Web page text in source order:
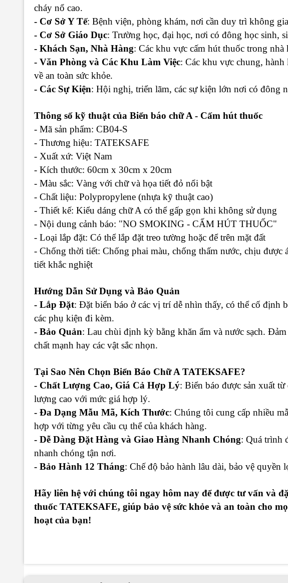
cháy nổ cao.
- Cơ Sở Y Tế: Bệnh viện, phòng khám, nơi cần duy trì không
- Cơ Sở Giáo Dục: Trường học, đại học, nơi có đông học sinh,
- Khách Sạn, Nhà Hàng: Các khu vực cấm hút thuốc trong nhà
- Văn Phòng và Các Khu Làm Việc: Các khu vực chung,
về an toàn sức khỏe.
- Các Sự Kiện: Hội nghị, triển lãm, các sự kiện lớn nơi có đông
Thông số kỹ thuật của Biển báo chữ A - Cấm hút thuốc
- Mã sản phẩm: CB04-S
- Thương hiệu: TATEKSAFE
- Xuất xứ: Việt Nam
- Kích thước: 60cm x 30cm x 20cm
- Màu sắc: Vàng với chữ và họa tiết đỏ nổi bật
- Chất liệu: Polypropylene (nhựa kỹ thuật cao)
- Thiết kế: Kiểu dáng chữ A có thể gấp gọn khi không sử dụng
- Nội dung cảnh báo: "NO SMOKING - CẤM HÚT THUỐC"
- Loại lắp đặt: Có thể lắp đặt treo tường hoặc để trên mặt đất
- Chống thời tiết: Chống phai màu, chống thấm nước, chịu được
tiết khắc nghiệt
Hướng Dẫn Sử Dụng và Bảo Quản
- Lắp Đặt: Đặt biển báo ở các vị trí dễ nhìn thấy, có thể cố định
các phụ kiện đi kèm.
- Bảo Quản: Lau chùi định kỳ bằng khăn ẩm và nước sạch.
chất mạnh hay các vật sắc nhọn.
Tại Sao Nên Chọn Biển Báo Chữ A TATEKSAFE?
- Chất Lượng Cao, Giá Cả Hợp Lý: Biển báo được sản xuất
lượng cao với mức giá hợp lý.
- Đa Dạng Mẫu Mã, Kích Thước: Chúng tôi cung cấp nhiều
hợp với từng yêu cầu cụ thể của khách hàng.
- Dễ Dàng Đặt Hàng và Giao Hàng Nhanh Chóng: Quá trình
nhanh chóng tận nơi.
- Bảo Hành 12 Tháng: Chế độ bảo hành lâu dài, bảo vệ quyền
Hãy liên hệ với chúng tôi ngay hôm nay để được tư vấn và
thuốc TATEKSAFE, giúp bảo vệ sức khỏe và an toàn cho
hoạt của bạn!